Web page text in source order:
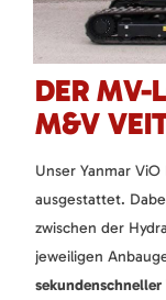
DER MV-
M&V
Unser Yanmar
ausgestattet.
zwischen der
jeweiligen
sekundenschneller